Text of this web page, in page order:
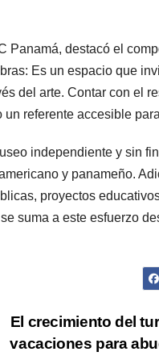
Panamá, destacó el
Es un espacio que
del arte. Contar con el
referente accesible
independiente y sin
y panameño.
proyectos
suma a este esfuerzo
El crecimiento del
vacaciones para